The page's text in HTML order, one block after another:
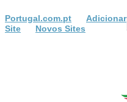
Portugal.com.pt
Adicionar
Site
Novos Sites